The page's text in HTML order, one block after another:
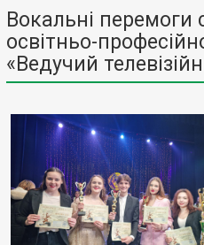
Вокальні перемоги
освітньо-
«Ведучий